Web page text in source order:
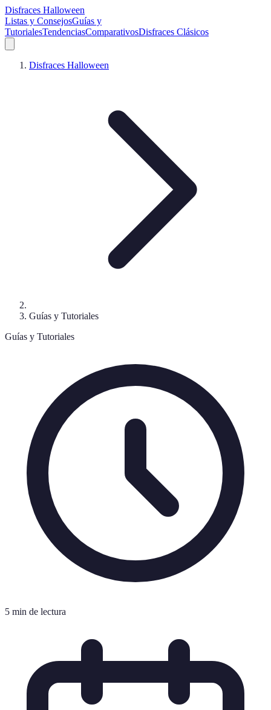
Disfraces Halloween
Listas y ConsejosGuías y
TutorialesTendenciasComparativosDisfraces Clásicos
Disfraces Halloween
Guías y Tutoriales
Guías y Tutoriales
5 min de lectura